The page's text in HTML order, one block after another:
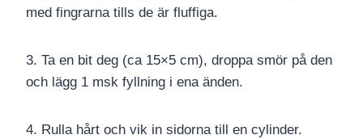
med fingrarna tills de är fluffiga.
3. Ta en bit deg (ca 15×5 cm), droppa smör på den
och lägg 1 msk fyllning i ena änden.
4. Rulla hårt och vik in sidorna till en cylinder.